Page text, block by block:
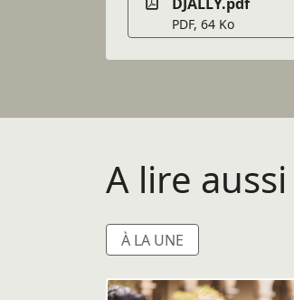
DJALLY.pdf
PDF, 64 Ko
A lire aussi
À LA UNE